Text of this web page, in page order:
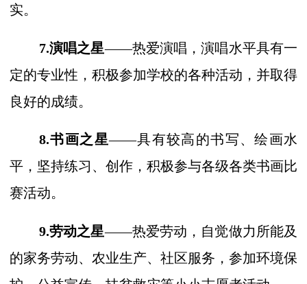
实。
7.演唱之星——热爱演唱，演唱水平具有一
定的专业性，积极参加学校的各种活动，并取得
良好的成绩。
8.书画之星——具有较高的书写、绘画水
平，坚持练习、创作，积极参与各级各类书画比
赛活动。
9.劳动之星——热爱劳动，自觉做力所能及
的家务劳动、农业生产、社区服务，参加环境保